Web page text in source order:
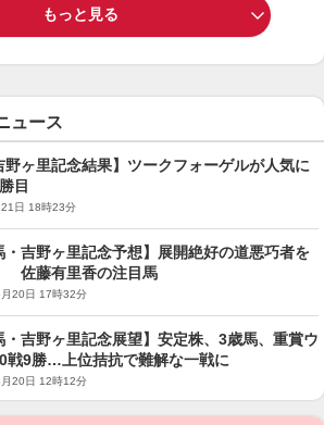
もっと見る
ュース
野ヶ里記念結果】ツークフォーゲルが人気に
目
日 18時23分
・吉野ヶ里記念予想】展開絶好の道悪巧者を
佐藤有里香の注目馬
20日 17時32分
・吉野ヶ里記念展望】安定株、3歳馬、重賞ウ
戦9勝…上位拮抗で難解な一戦に
20日 12時12分